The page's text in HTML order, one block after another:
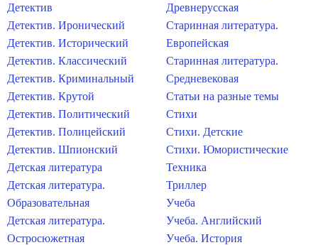
Детектив
Детектив. Иронический
Детектив. Исторический
Детектив. Классический
Детектив. Криминальный
Детектив. Крутой
Детектив. Политический
Детектив. Полицейский
Детектив. Шпионский
Детская литература
Детская литература.
Образовательная
Детская литература.
Остросюжетная
Древнерусская
Старинная литература.
Европейская
Старинная литература.
Средневековая
Статьи на разные темы
Стихи
Стихи. Детские
Стихи. Юмористические
Техника
Триллер
Учеба
Учеба. Английский
Учеба. История